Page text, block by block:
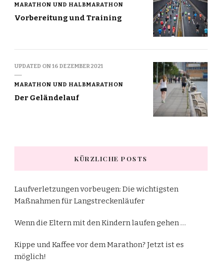
MARATHON UND HALBMARATHON
Vorbereitung und Training
UPDATED ON16 DEZEMBER 2021
MARATHON UND HALBMARATHON
Der Geländelauf
KÜRZLICHE POSTS
Laufverletzungen vorbeugen: Die wichtigsten
Maßnahmen für Langstreckenläufer
Wenn die Eltern mit den Kindern laufen gehen …
Kippe und Kaffee vor dem Marathon? Jetzt ist es
möglich!